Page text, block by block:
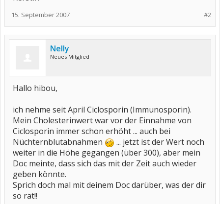
#2
15. September 2007
Nelly
Neues Mitglied
Hallo hibou,
ich nehme seit April Ciclosporin (Immunosporin).
Mein Cholesterinwert war vor der Einnahme von
Ciclosporin immer schon erhöht ... auch bei
Nüchternblutabnahmen
... jetzt ist der Wert noch
weiter in die Höhe gegangen (über 300), aber mein
Doc meinte, dass sich das mit der Zeit auch wieder
geben könnte.
Sprich doch mal mit deinem Doc darüber, was der dir
so rät!!